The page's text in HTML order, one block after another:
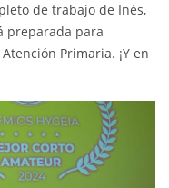
de trabajo de Inés,
preparada para
Primaria. ¡Y en